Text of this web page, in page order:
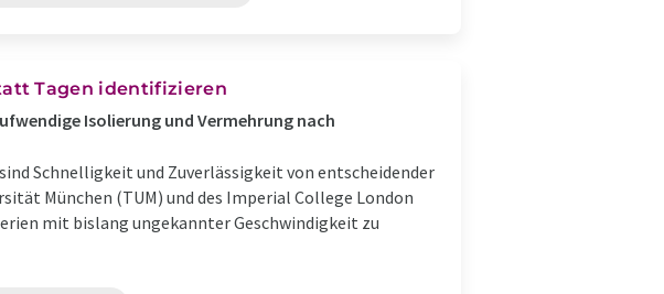
Tagen identifizieren
Isolierung und Vermehrung nach
Schnelligkeit und Zuverlässigkeit von entscheidender
München (TUM) und des Imperial College London
mit bislang ungekannter Geschwindigkeit zu